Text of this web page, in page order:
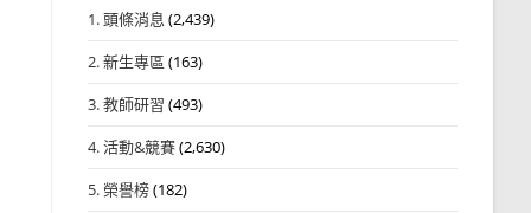
1. 頭條消息 (2,439)
2. 新生專區 (163)
3. 教師研習 (493)
4. 活動&競賽(2,630)
5. 榮譽榜(182)